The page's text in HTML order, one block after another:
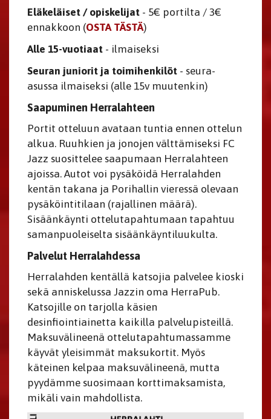
Eläkeläiset / opiskelijat - 5€ portilta / 3€
ennakkoon (OSTA TÄSTÄ)
Alle 15-vuotiaat - ilmaiseksi
Seuran juniorit ja toimihenkilöt - seura-
asussa ilmaiseksi (alle 15v muutenkin)
Saapuminen Herralahteen
Portit otteluun avataan tuntia ennen ottelun
alkua. Ruuhkien ja jonojen välttämiseksi FC
Jazz suosittelee saapumaan Herralahteen
ajoissa. Autot voi pysäköidä Herralahden
kentän takana ja Porihallin vieressä olevaan
pysäköintitilaan (rajallinen määrä).
Sisäänkäynti ottelutapahtumaan tapahtuu
samanpuoleiselta sisäänkäyntiluukulta.
Palvelut Herralahdessa
Herralahden kentällä katsojia palvelee kioski
sekä anniskelussa Jazzin oma HerraPub.
Katsojille on tarjolla käsien
desinfiointiainetta kaikilla palvelupisteillä.
Maksuvälineenä ottelutapahtumassamme
käyvät yleisimmät maksukortit. Myös
käteinen kelpaa maksuvälineenä, mutta
pyydämme suosimaan korttimaksamista,
mikäli vain mahdollista.